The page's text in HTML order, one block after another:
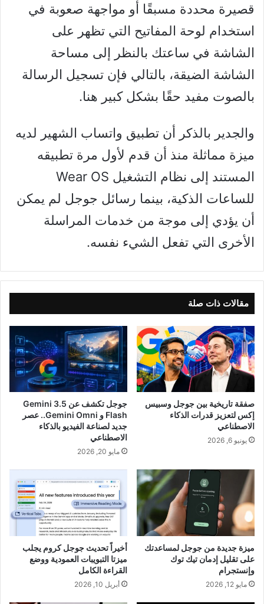
قصيرة محددة مسبقًا أو مواجهة صعوبة في
استخدام لوحة المفاتيح التي تظهر على
الشاشة في ساعتك بالنظر إلى مساحة
الشاشة الضيقة، بالتالي فإن تسجيل الرسالة
بالصوت مفيد حقًا بشكل كبير هنا.
والجدير بالذكر أن تطبيق واتساب الشهير لديه
ميزة مماثلة منذ أن قدم لأول مرة تطبيقه
المستند إلى نظام التشغيل Wear OS
للساعات الذكية، بينما رسائل جوجل لم يمكن
أن يؤدي إلى موجة من خدمات المراسلة
الأخرى التي تفعل الشيء نفسه.
مقالات ذات صلة
صفقة تاريخية بين جوجل وسبيس
إكس لتعزيز قدرات الذكاء
الاصطناعي
يونيو 6, 2026
جوجل تكشف عن Gemini 3.5
Flash و Gemini Omni.. عصر
جديد لصناعة الفيديو بالذكاء
الاصطناعي
مايو 20, 2026
ميزة جديدة من جوجل لمساعدتك
على تقليل إدمان تيك توك
وإنستجرام
مايو 12, 2026
أخيراً تحديث جوجل كروم يجلب
ميزتا التبويبات العمودية ووضع
القراءة الكامل
أبريل 10, 2026